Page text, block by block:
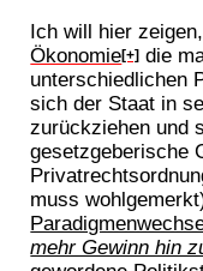
Ich will hier
Ökonomie[+] die
unterschiedlichen
sich der Staat in
zurückziehen und
gesetzgeberische
muss
mehr Gewinn hin